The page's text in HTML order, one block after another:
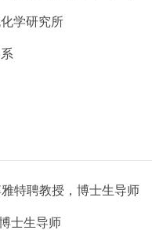
学研究所
特聘教授，博士生导师
士生导师